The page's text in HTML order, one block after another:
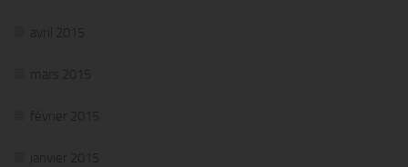
avril 2015
mars 2015
février 2015
janvier 2015